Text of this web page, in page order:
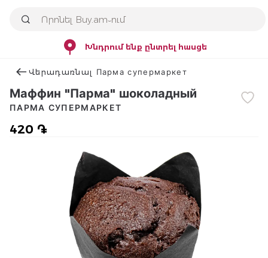
Խնդրում ենք ընտրել հասցե
Վերադառնալ Парма супермаркет
Маффин "Парма" шоколадный
420 ֏
ПАРМА СУПЕРМАРКЕТ